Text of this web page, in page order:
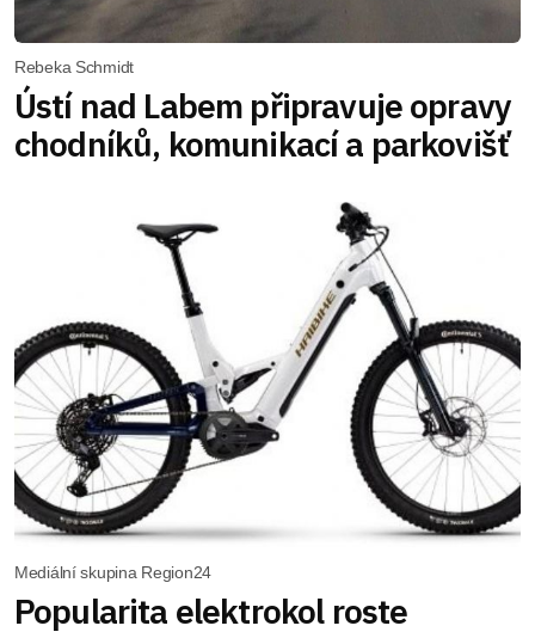
Rebeka Schmidt
Ústí nad Labem připravuje opravy
chodníků, komunikací a parkovišť
Mediální skupina Region24
Popularita elektrokol roste